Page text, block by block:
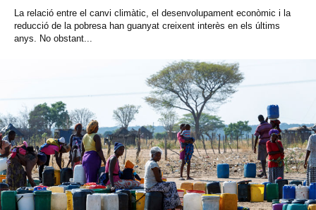
La relació entre el canvi climàtic, el desenvolupament econòmic i la
reducció de la pobresa han guanyat creixent interès en els últims
anys. No obstant...